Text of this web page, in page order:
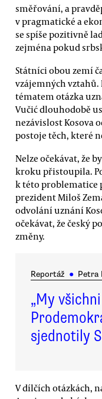
směřování, a
v pragmatické a
se spíše pozitivně
zejména pokud
Státníci obou zemí
vzájemných vztahů.
tématem otázka
Vučić dlouhodobě
nezávislost Kosova
postoje těch, které
Nelze očekávat, že
kroku přistoupila.
k této problematice
prezident Miloš
odvolání uznání
očekávat, že český
změny.
Reportáž ● Petra
„My
sjednotily
V dílčích otázkách,